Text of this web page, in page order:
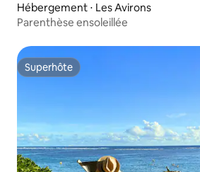
Hébergement ⋅ Les Avirons
Parenthèse ensoleillée
Superhôte
Superhôte